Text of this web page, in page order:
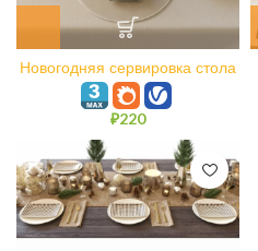
Новогодняя сервировка стола
N3
₽220